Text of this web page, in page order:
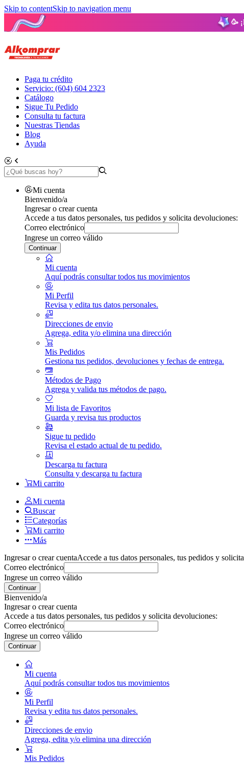
Skip to contentSkip to navigation menu
🥳
Paga tu crédito
Servicio: (604) 604 2323
Catálogo
Sigue Tu Pedido
Consulta tu factura
Nuestras Tiendas
Blog
Ayuda
Mi cuenta
Bienvenido/a
Ingresar o crear cuenta
Accede a tus datos personales, tus pedidos y solicita devoluciones:
Correo electrónico
Ingrese un correo válido
Continuar
Mi cuenta
Aquí podrás consultar todos tus movimientos
Mi Perfil
Revisa y edita tus datos personales.
Direcciones de envio
Agrega, edita y/o elimina una dirección
Mis Pedidos
Gestiona tus pedidos, devoluciones y fechas de entrega.
Métodos de Pago
Agrega y valida tus métodos de pago.
Mi lista de Favoritos
Guarda y revisa tus productos
Sigue tu pedido
Revisa el estado actual de tu pedido.
Descarga tu factura
Consulta y descarga tu factura
Mi carrito
Mi cuenta
Buscar
Categorías
Mi carrito
Más
Ingresar o crear cuentaAccede a tus datos personales, tus pedidos y
Correo electrónico
Ingrese un correo válido
Continuar
Bienvenido/a
Ingresar o crear cuenta
Accede a tus datos personales, tus pedidos y solicita devoluciones:
Correo electrónico
Ingrese un correo válido
Continuar
Mi cuenta
Aquí podrás consultar todos tus movimientos
Mi Perfil
Revisa y edita tus datos personales.
Direcciones de envio
Agrega, edita y/o elimina una dirección
Mis Pedidos